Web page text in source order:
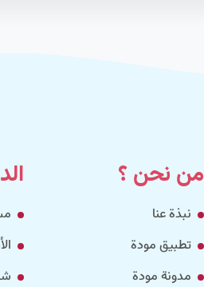
من نحن ؟
نبذة عنا
تطبيق مودة
مدونة مودة